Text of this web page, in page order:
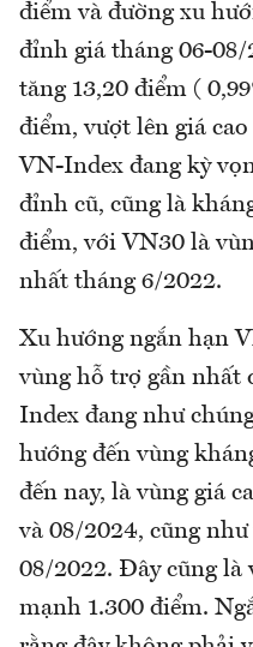
điểm và đường xu
đỉnh giá tháng 06-
tăng 13,20 điểm (
điểm, vượt lên giá
VN-Index đang kỳ
đỉnh cũ, cũng là
điểm, với VN30 là
nhất tháng 6/2022.
Xu hướng ngắn hạn
vùng hỗ trợ gần nhất
Index đang như
hướng đến vùng
đến nay, là vùng giá
và 08/2024, cũng
08/2022. Đây cũng là
mạnh 1.300 điểm.